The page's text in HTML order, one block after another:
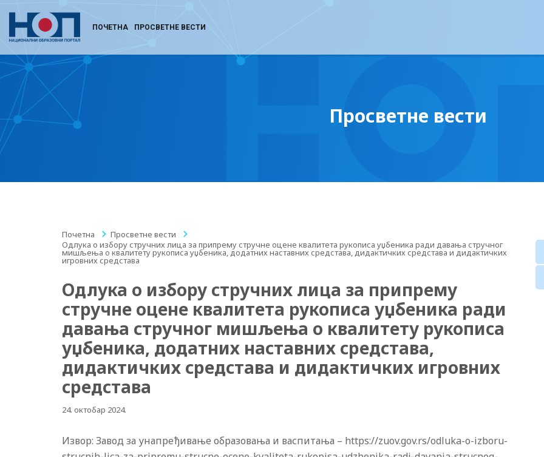
ПОЧЕТНА ПРОСВЕТНЕ ВЕСТИ
Просветне вести
Почетна / Просветне вести
/
Одлука о избору стручних лица за припрему стручне оцене квалитета рукописа уџбеника ради давања стручног
мишљења о квалитету рукописа уџбеника, додатних наставних средстава, дидактичких средстава и дидактичких
игровних средстава
Одлука о избору стручних лица за припрему
стручне оцене квалитета рукописа уџбеника ради
давања стручног мишљења о квалитету рукописа
уџбеника, додатних наставних средстава,
дидактичких средстава и дидактичких игровних
средстава
24. октобар 2024.
Извор: Завод за унапређивање образовања и васпитања – https://zuov.gov.rs/odluka-o-izboru-